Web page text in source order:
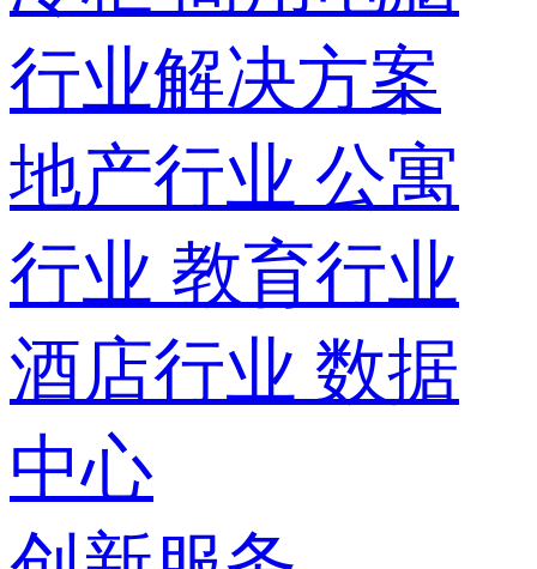
行业解决方案
地产行业 公寓
行业 教育行业
酒店行业 数据
中心